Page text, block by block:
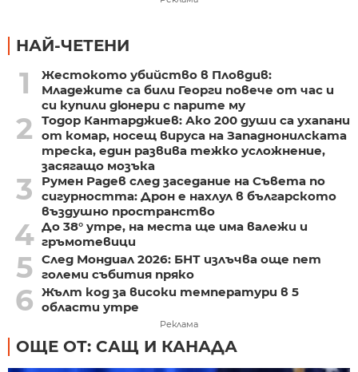
НАЙ-ЧЕТЕНИ
1
Жестокото убийство в Пловдив:
Младежите са били Георги повече от час и
си купили дюнери с парите му
2
Тодор Кантарджиев: Ако 200 души са ухапани
от комар, носещ вируса на Западнонилската
треска, един развива тежко усложнение,
засягащо мозъка
3
Румен Радев след заседание на Съвета по
сигурността: Дрон е нахлул в българското
въздушно пространство
4 До 38° утре, на места ще има валежи и
гръмотевици
5 След Мондиал 2026: БНТ излъчва още пет
големи събития пряко
6 Жълт код за високи температури в 5
области утре
Реклама
ОЩЕ ОТ: САЩ И КАНАДА